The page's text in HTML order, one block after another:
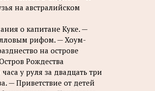
на австралийском
о капитане Куке. —
рифом. — Хоум-
на острове
Рождества
у руля за двадцать три
— Приветствие от детей